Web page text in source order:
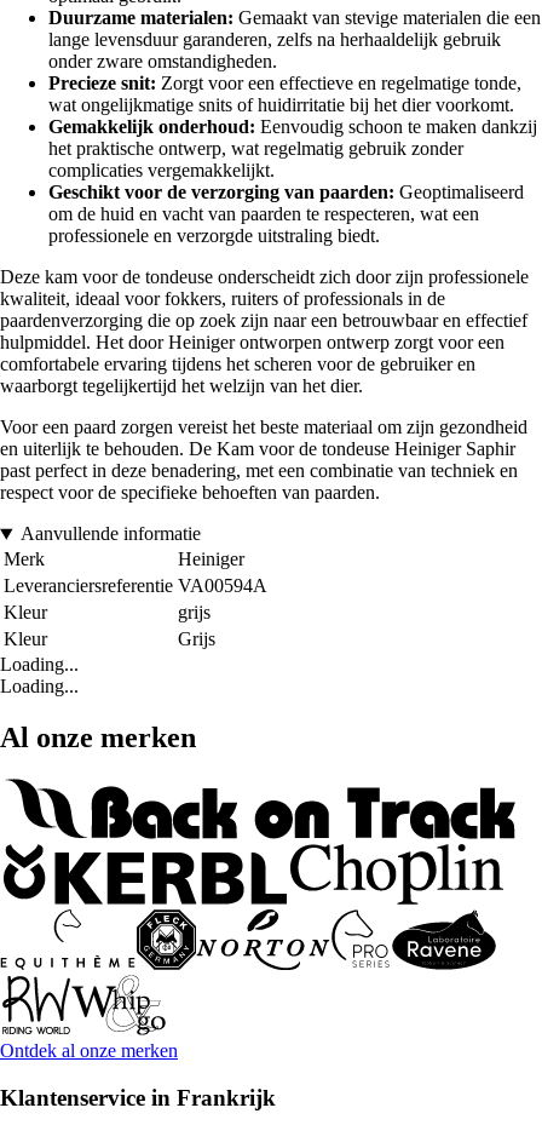
Duurzame materialen: Gemaakt van stevige materialen die een
lange levensduur garanderen, zelfs na herhaaldelijk gebruik
onder zware omstandigheden.
Precieze snit: Zorgt voor een effectieve en regelmatige tonde,
wat ongelijkmatige snits of huidirritatie bij het dier voorkomt.
Gemakkelijk onderhoud: Eenvoudig schoon te maken dankzij
het praktische ontwerp, wat regelmatig gebruik zonder
complicaties vergemakkelijkt.
Geschikt voor de verzorging van paarden: Geoptimaliseerd
om de huid en vacht van paarden te respecteren, wat een
professionele en verzorgde uitstraling biedt.
Deze kam voor de tondeuse onderscheidt zich door zijn professionele
kwaliteit, ideaal voor fokkers, ruiters of professionals in de
paardenverzorging die op zoek zijn naar een betrouwbaar en effectief
hulpmiddel. Het door Heiniger ontworpen ontwerp zorgt voor een
comfortabele ervaring tijdens het scheren voor de gebruiker en
waarborgt tegelijkertijd het welzijn van het dier.
Voor een paard zorgen vereist het beste materiaal om zijn gezondheid
en uiterlijk te behouden. De Kam voor de tondeuse Heiniger Saphir
past perfect in deze benadering, met een combinatie van techniek en
respect voor de specifieke behoeften van paarden.
Aanvullende informatie
Merk
Heiniger
Leveranciersreferentie VA00594A
Kleur
grijs
Kleur
Grijs
Loading...
Loading...
Al onze merken
Ontdek al onze merken
Klantenservice in Frankrijk